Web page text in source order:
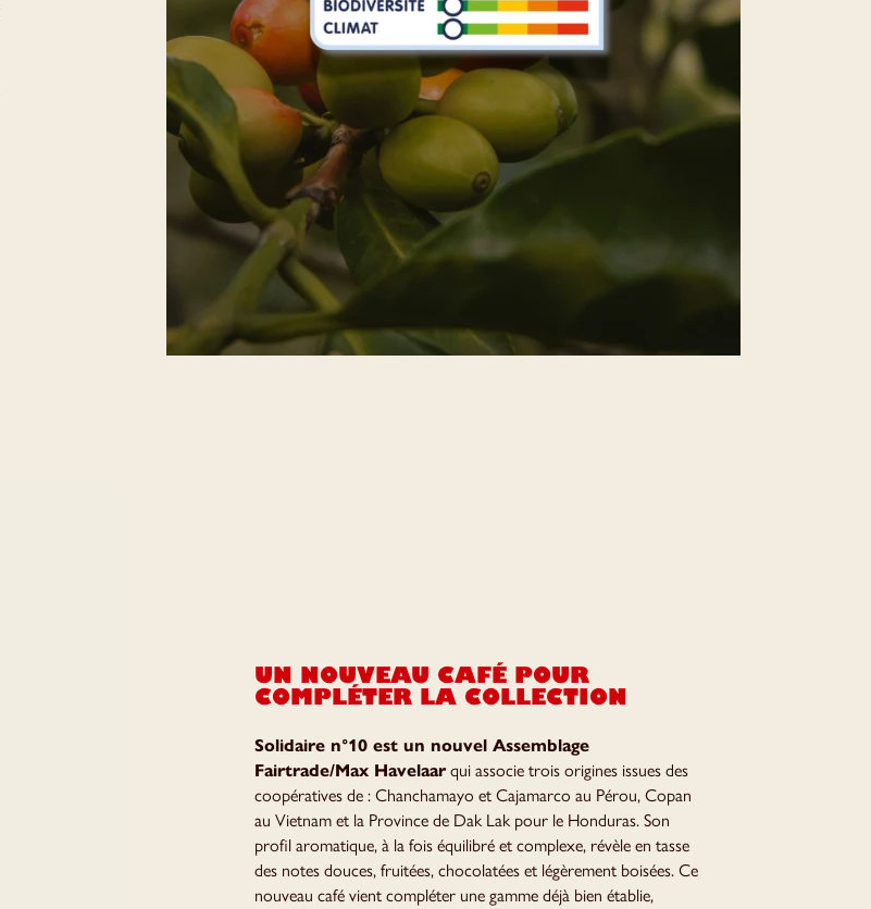
UN NOUVEAU CAFÉ POUR
COMPLÉTER LA COLLECTION
Solidaire n°10 est un nouvel Assemblage
Fairtrade/Max Havelaarqui associe trois origines issues des
coopératives de : Chanchamayo et Cajamarco au Pérou, Copan
au Vietnam et la Province de Dak Lak pour le Honduras. Son
profil aromatique, à la fois équilibré et complexe, révèle en tasse
des notes douces, fruitées, chocolatées et légèrement boisées. Ce
nouveau café vient compléter une gamme déjà bien établie,